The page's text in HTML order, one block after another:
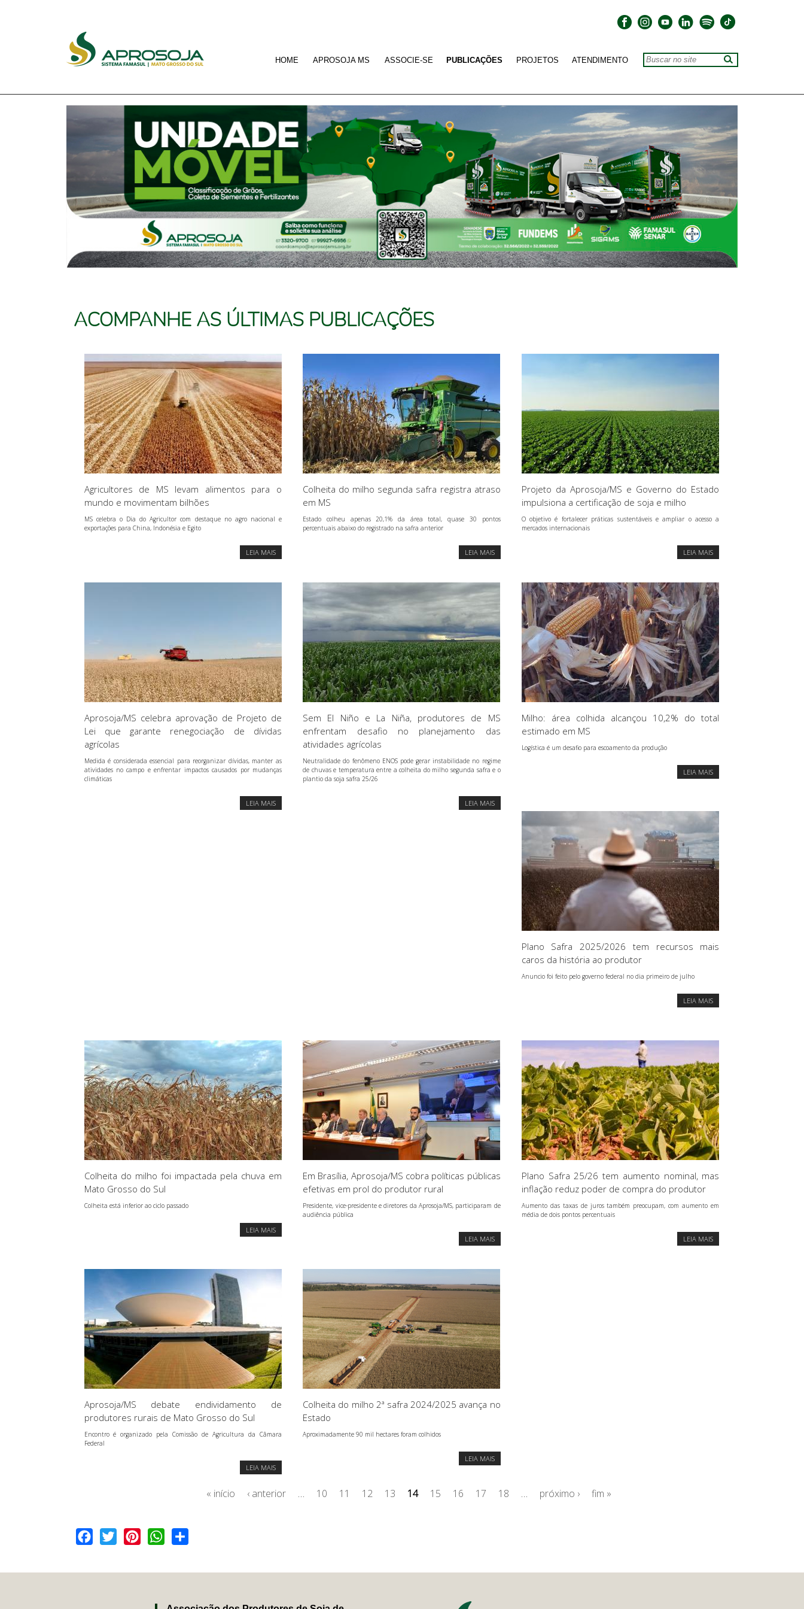
HOME APROSOJA MS ASSOCIE-SE PUBLICAÇÕES PROJETOS ATENDIMENTO
ACOMPANHE AS ÚLTIMAS PUBLICAÇÕES
Agricultores de MS levam alimentos para o
mundo e movimentam bilhões
MS celebra o Dia do Agricultor com destaque no agro nacional e
exportações para China, Indonésia e Egito
LEIA MAIS
Colheita do milho segunda safra registra atraso
em MS
Estado colheu apenas 20,1% da área total, quase 30 pontos
percentuais abaixo do registrado na safra anterior
LEIA MAIS
Projeto da Aprosoja/MS e Governo do Estado
impulsiona a certificação de soja e milho
O objetivo é fortalecer práticas sustentáveis e ampliar o acesso a
mercados internacionais
LEIA MAIS
Aprosoja/MS celebra aprovação de Projeto de
Lei que garante renegociação de dívidas
agrícolas
Medida é considerada essencial para reorganizar dívidas, manter as
atividades no campo e enfrentar impactos causados por mudanças
climáticas
LEIA MAIS
Sem El Niño e La Niña, produtores de MS
enfrentam desafio no planejamento das
atividades agrícolas
Neutralidade do fenômeno ENOS pode gerar instabilidade no regime
de chuvas e temperatura entre a colheita do milho segunda safra e o
plantio da soja safra 25/26
LEIA MAIS
Milho: área colhida alcançou 10,2% do total
estimado em MS
Logística é um desafio para escoamento da produção
LEIA MAIS
Plano Safra 2025/2026 tem recursos mais
caros da história ao produtor
Anuncio foi feito pelo governo federal no dia primeiro de julho
LEIA MAIS
Colheita do milho foi impactada pela chuva em
Mato Grosso do Sul
Colheita está inferior ao ciclo passado
LEIA MAIS
Em Brasília, Aprosoja/MS cobra políticas públicas
efetivas em prol do produtor rural
Presidente, vice-presidente e diretores da Aprosoja/MS, participaram de
audiência pública
LEIA MAIS
Plano Safra 25/26 tem aumento nominal, mas
inflação reduz poder de compra do produtor
Aumento das taxas de juros também preocupam, com aumento em
média de dois pontos percentuais
LEIA MAIS
Aprosoja/MS debate endividamento de
produtores rurais de Mato Grosso do Sul
Encontro é organizado pela Comissão de Agricultura da Câmara
Federal
LEIA MAIS
Colheita do milho 2ª safra 2024/2025 avança no
Estado
Aproximadamente 90 mil hectares foram colhidos
LEIA MAIS
« início ‹ anterior … 10 11 12 13 14 15 16 17 18 … próximo › fim »
Facebook
Twitter PinterestWhatsApp